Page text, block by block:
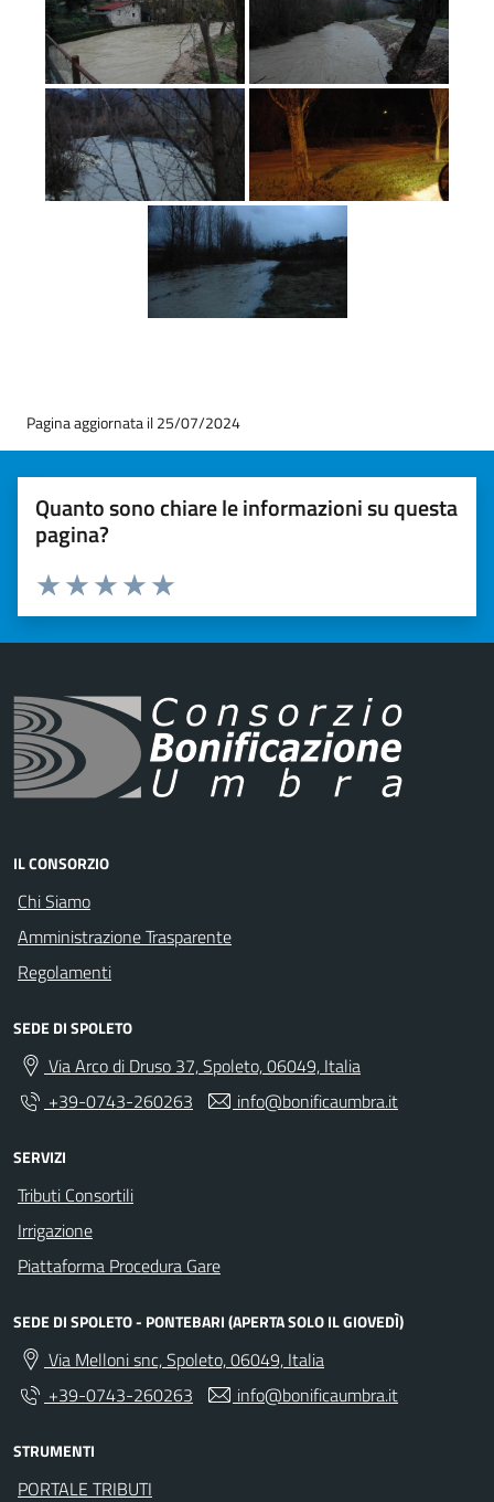
Pagina aggiornata il 25/07/2024
Quanto sono chiare le informazioni su questa
pagina?
Valuta 5 stelle su 5
Valuta 4 stelle su 5
Valuta 3 stelle su 5
Valuta 2 stelle su 5
Valuta 1 stelle su 5
IL CONSORZIO
Chi Siamo
Amministrazione Trasparente
Regolamenti
SEDE DI SPOLETO
Via Arco di Druso 37, Spoleto, 06049, Italia
+39-0743-260263
info@bonificaumbra.it
SERVIZI
Tributi Consortili
Irrigazione
Piattaforma Procedura Gare
SEDE DI SPOLETO - PONTEBARI (APERTA SOLO IL GIOVEDÌ)
Via Melloni snc, Spoleto, 06049, Italia
+39-0743-260263
info@bonificaumbra.it
STRUMENTI
PORTALE TRIBUTI